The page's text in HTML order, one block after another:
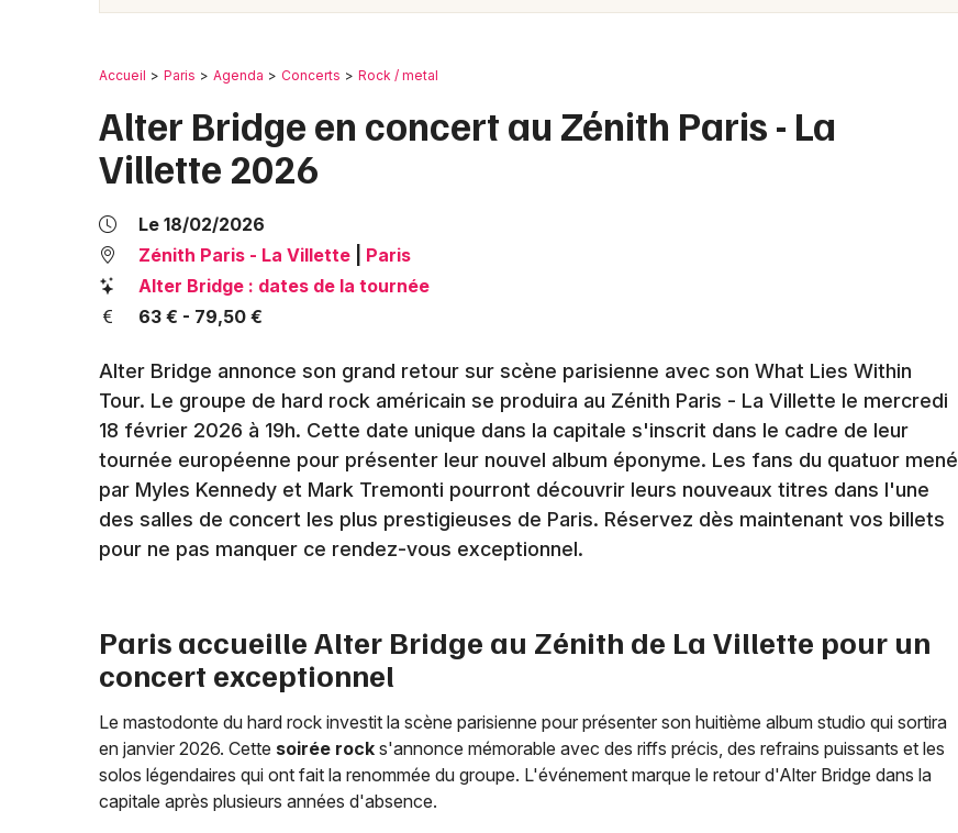
Sports
Rock / metal à Paris
Rock / metal en Ile de France
Newsletter des sorties
Magazine à Paris
Mulhouse
Nice
Accueil Paris Agenda Concerts Rock / metal
Alter Bridge en concert au Zénith Paris - La
Villette 2026
Le 18/02/2026
Zénith Paris - La Villette
Paris
Alter Bridge : dates de la tournée
63 € - 79,50 €
Alter Bridge annonce son grand retour sur scène parisienne avec son What Lies Within
Tour. Le groupe de hard rock américain se produira au Zénith Paris - La Villette le mercredi
18 février 2026 à 19h. Cette date unique dans la capitale s'inscrit dans le cadre de leur
tournée européenne pour présenter leur nouvel album éponyme. Les fans du quatuor mené
par Myles Kennedy et Mark Tremonti pourront découvrir leurs nouveaux titres dans l'une
des salles de concert les plus prestigieuses de Paris. Réservez dès maintenant vos billets
pour ne pas manquer ce rendez-vous exceptionnel.
Paris accueille Alter Bridge au Zénith de La Villette pour un
concert exceptionnel
Le mastodonte du hard rock investit la scène parisienne pour présenter son huitième album studio qui sortira
en janvier 2026. Cette soirée rock s'annonce mémorable avec des riffs précis, des refrains puissants et les
solos légendaires qui ont fait la renommée du groupe. L'événement marque le retour d'Alter Bridge dans la
capitale après plusieurs années d'absence.